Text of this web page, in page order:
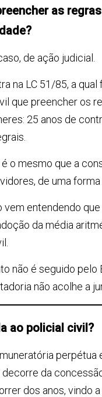
as
de ação judicial.
na LC 51/85, a
que preencher os
25 anos de
o mesmo que a
de uma forma
entendendo
da média
não é seguido
não acolhe a
ao policial civil?
da
dos anos, vindo a